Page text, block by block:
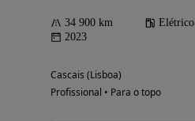
34 900 km Elétrico
2023
Cascais (Lisboa)
Profissional • Para o topo